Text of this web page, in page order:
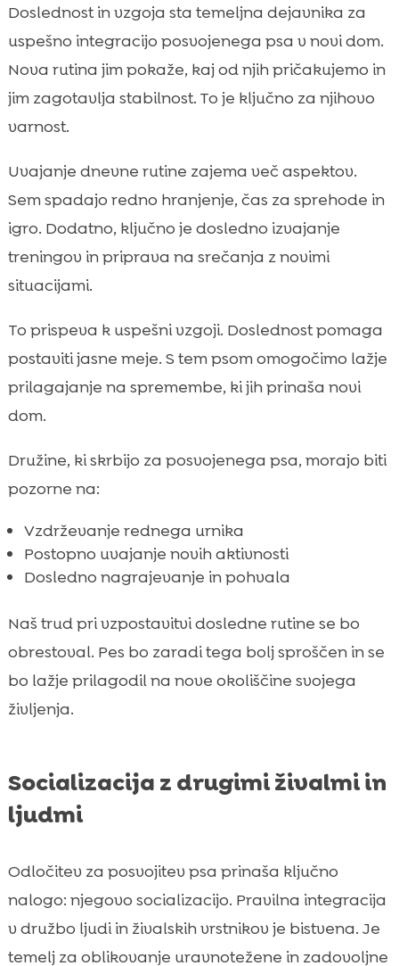
Doslednost in vzgoja sta temeljna dejavnika za
uspešno integracijo posvojenega psa v novi dom.
Nova rutina jim pokaže, kaj od njih pričakujemo in
jim zagotavlja stabilnost. To je ključno za njihovo
varnost.
Uvajanje dnevne rutine zajema več aspektov.
Sem spadajo redno hranjenje, čas za sprehode in
igro. Dodatno, ključno je dosledno izvajanje
treningov in priprava na srečanja z novimi
situacijami.
To prispeva k uspešni vzgoji. Doslednost pomaga
postaviti jasne meje. S tem psom omogočimo lažje
prilagajanje na spremembe, ki jih prinaša novi
dom.
Družine, ki skrbijo za posvojenega psa, morajo biti
pozorne na:
Vzdrževanje rednega urnika
Postopno uvajanje novih aktivnosti
Dosledno nagrajevanje in pohvala
Naš trud pri vzpostavitvi dosledne rutine se bo
obrestoval. Pes bo zaradi tega bolj sproščen in se
bo lažje prilagodil na nove okoliščine svojega
življenja.
Socializacija z drugimi živalmi in
ljudmi
Odločitev za posvojitev psa prinaša ključno
nalogo: njegovo socializacijo. Pravilna integracija
v družbo ljudi in živalskih vrstnikov je bistvena. Je
temelj za oblikovanje uravnotežene in zadovoljne